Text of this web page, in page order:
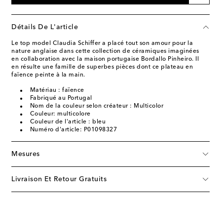
Détails De L'article
Le top model Claudia Schiffer a placé tout son amour pour la
nature anglaise dans cette collection de céramiques imaginées
en collaboration avec la maison portugaise Bordallo Pinheiro. Il
en résulte une famille de superbes pièces dont ce plateau en
faïence peinte à la main.
Matériau : faïence
Fabriqué au Portugal
Nom de la couleur selon créateur : Multicolor
Couleur: multicolore
Couleur de l'article : bleu
Numéro d'article: P01098327
Mesures
Livraison Et Retour Gratuits